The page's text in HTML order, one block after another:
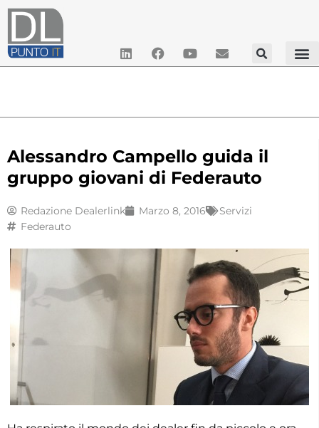
Alessandro Campello guida il
gruppo giovani di Federauto
Redazione Dealerlink Marzo 8, 2016
Servizi
Federauto